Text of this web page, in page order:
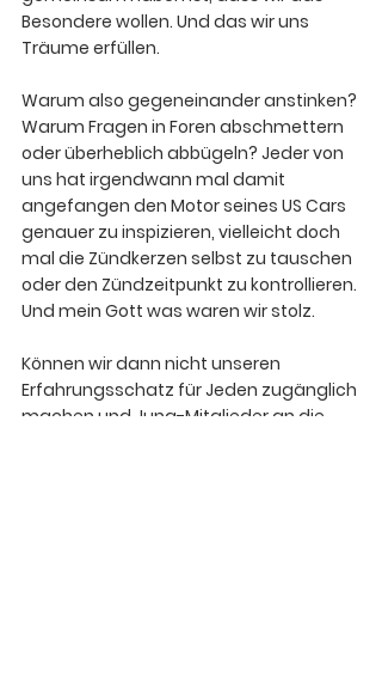
Besondere wollen. Und das wir uns
Träume erfüllen.
Warum also gegeneinander anstinken?
Warum Fragen in Foren abschmettern
oder überheblich abbügeln? Jeder von
uns hat irgendwann mal damit
angefangen den Motor seines US Cars
genauer zu inspizieren, vielleicht doch
mal die Zündkerzen selbst zu tauschen
oder den Zündzeitpunkt zu kontrollieren.
Und mein Gott was waren wir stolz.
Können wir dann nicht unseren
Erfahrungsschatz für Jeden zugänglich
machen und Jung-Mitglieder an die